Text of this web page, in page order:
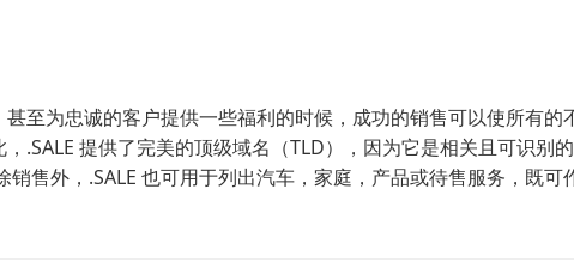
甚至为忠诚的客户提供一些福利的时候，成功的销售可以使所有
.SALE 提供了完美的顶级域名（TLD），因为它是相关且可识别
销售外，.SALE 也可用于列出汽车，家庭，产品或待售服务，既